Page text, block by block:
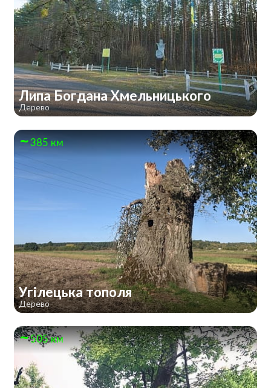
Липа Богдана Хмельницького
Дерево
385 км
Угілецька тополя
Дерево
505 км